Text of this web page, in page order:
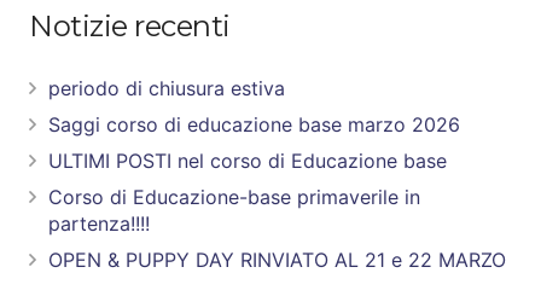
Notizie recenti
periodo di chiusura estiva
Saggi corso di educazione base marzo 2026
ULTIMI POSTI nel corso di Educazione base
Corso di Educazione-base primaverile in
partenza!!!!
OPEN & PUPPY DAY RINVIATO AL 21 e 22 MARZO